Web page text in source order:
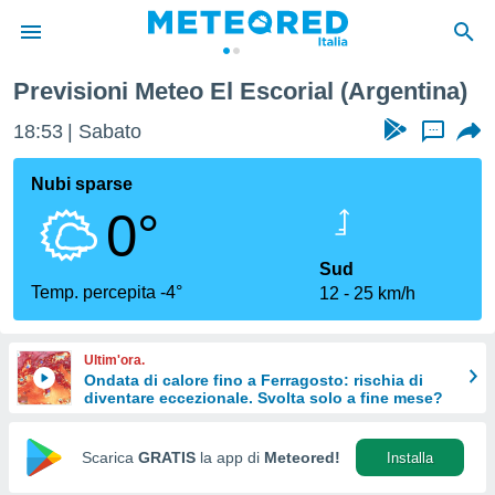
di
per
le
di
Web
Previsioni Meteo El Escorial (Argentina)
18:53 Sabato ...
Nubi sparse
0°
Temp. percepita -4°
Sud
12
25 km/h
Ultim'ora.
Ondata di calore fino a Ferragosto: rischia di
diventare eccezionale. Svolta solo a fine mese?
Scarica GRATIS la app di Meteored! Installa